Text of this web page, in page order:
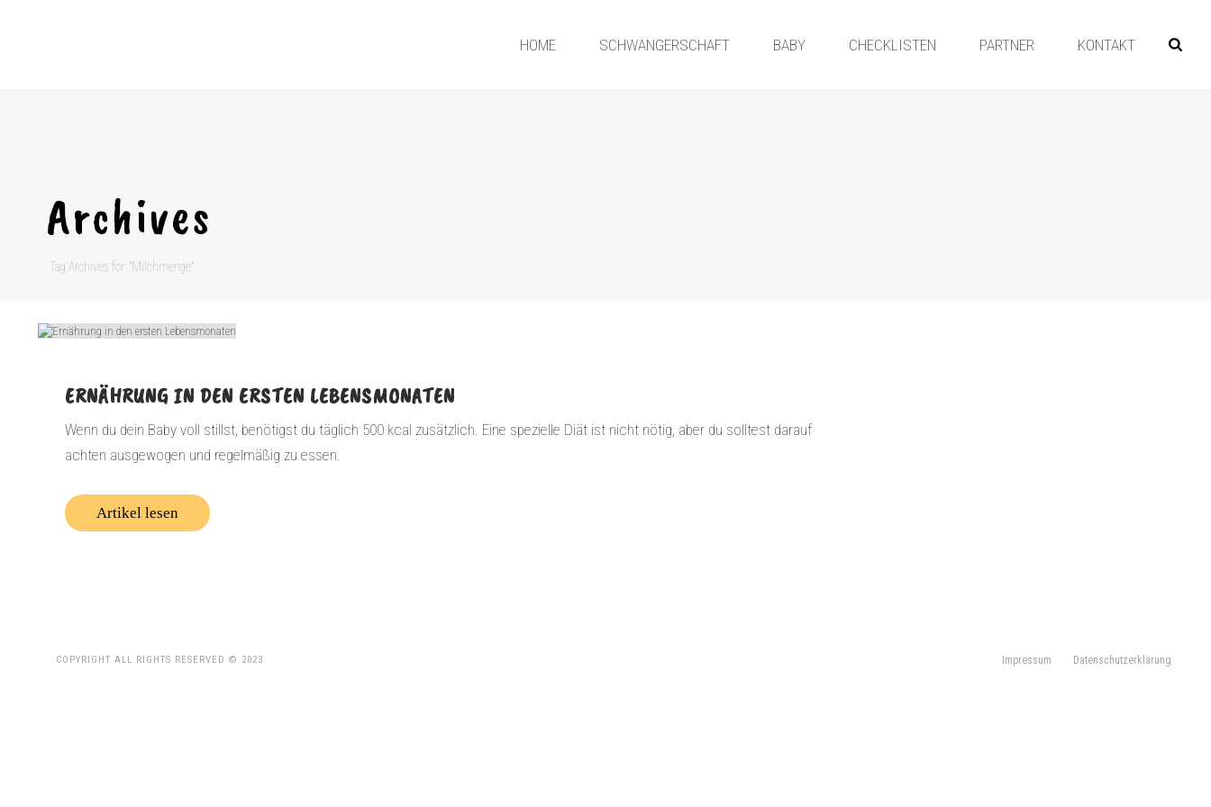
HOME SCHWANGERSCHAFT BABY CHECKLISTEN PARTNER KONTAKT
Archives
Tag Archives for: "Milchmenge"
ERNÄHRUNG IN DEN ERSTEN LEBENSMONATEN
Wenn du dein Baby voll stillst, benötigst du täglich 500 kcal zusätzlich. Eine spezielle Diät ist nicht nötig, aber du solltest darauf
achten ausgewogen und regelmäßig zu essen.
Artikel lesen
COPYRIGHT ALL RIGHTS RESERVED © 2023 Impressum Datenschutzerklärung